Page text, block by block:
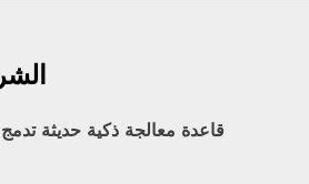
قاعدة معالجة ذكية حديثة تدمج